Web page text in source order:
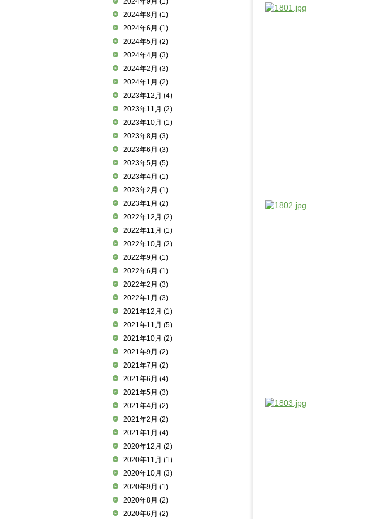
2024年8月 (1)
2024年6月 (1)
2024年5月 (2)
2024年4月 (3)
2024年2月 (3)
2024年1月 (2)
2023年12月 (4)
2023年11月 (2)
2023年10月 (1)
2023年8月 (3)
2023年6月 (3)
2023年5月 (5)
2023年4月 (1)
2023年2月 (1)
2023年1月 (2)
2022年12月 (2)
2022年11月 (1)
2022年10月 (2)
2022年9月 (1)
2022年6月 (1)
2022年2月 (3)
2022年1月 (3)
2021年12月 (1)
2021年11月 (5)
2021年10月 (2)
2021年9月 (2)
2021年7月 (2)
2021年6月 (4)
2021年5月 (3)
2021年4月 (2)
2021年2月 (2)
2021年1月 (4)
2020年12月 (2)
2020年11月 (1)
2020年10月 (3)
2020年9月 (1)
2020年8月 (2)
2020年6月 (2)